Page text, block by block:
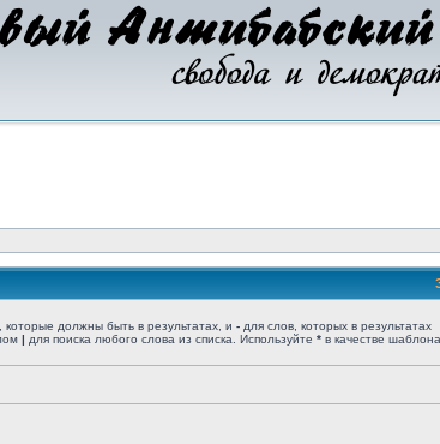
которые должны быть в результатах, и - для слов, которых в результатах
| для поиска любого слова из списка. Используйте * в качестве шаблона